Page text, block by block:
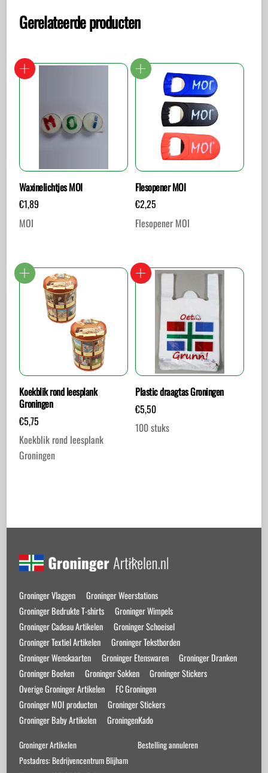
Gerelateerde producten
Waxinelichtjes MOI
€1,89
MOI
Flesopener MOI
€2,25
Flesopener MOI
product
heeft
meerdere
variaties.
gekozen
worden
op
de
Koekblik rond leesplank
Groningen
€5,75
Koekblik rond leesplank
Groningen
Plastic draagtas Groningen
€5,50
100 stuks
Back
Top
Groninger Vlaggen
Groninger Weerstations
Groninger Bedrukte T-shirts
Groninger Wimpels
Groninger Cadeau Artikelen
Groninger Schoeisel
Groninger Textiel Artikelen
Groninger Tekstborden
Groninger Wenskaarten
Groninger Etenswaren
Groninger Dranken
Groninger Boeken
Groninger Sokken
Groninger Stickers
Overige Groninger Artikelen
FC Groningen
Groninger MOI producten
Groninger Stickers
Groninger Baby Artikelen
GroningenKado
Groninger Artikelen
Postadres: Bedrijvencentrum Blijham
Bestelling annuleren